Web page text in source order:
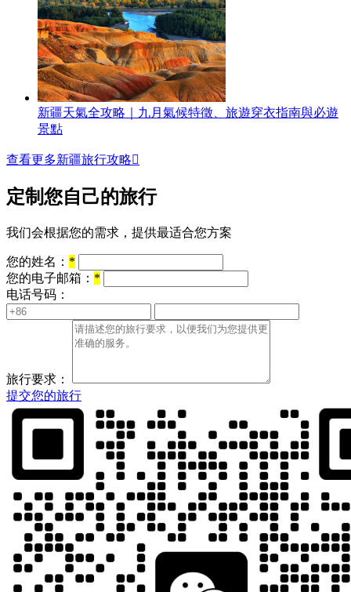
新疆天氣全攻略｜九月氣候特徵、旅遊穿衣指南與必遊
景點
查看更多新疆旅行攻略
定制您自己的旅行
我们会根据您的需求，提供最适合您方案
您的姓名： *
您的电子邮箱： *
电话号码：
旅行要求：
提交您的旅行